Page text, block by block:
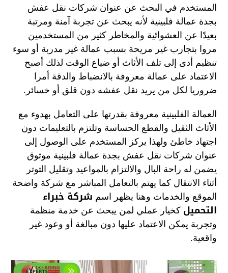
المستخدم في البحث عن عنوان شركات نقل عفش
بجدة عمالة فلبينية لأنه يبحث عن تجربة آمنة ومرتبة
بعيدًا عن العشوائية والمخاطر كثير من المستخدمين
مروا بتجارب غير مريحة بسبب عمالة غير مدربة أو سوء
تنظيم أدى إلى تلف الأثاث أو ضياع الوقت لذلك أصبح
الاعتماد على عمالة معروفة بالانضباط والدقة أمرا
ضروريا لكل من يريد نقل عفشه دون قلق أو خسائر.
العمالة الفلبينية معروفة بقدرتها على التعامل بهدوء مع
الأثاث الثقيل والقطع الحساسة وتلتزم بالتعليمات دون
اجتهاد خاطئ ولهذا يركز المستخدم على الوصول إلى
عنوان شركات نقل عفش بجدة عمالة فلبينية موثوق
يضمن له راحة البال والالتزام بالمواعيد وتقليل التوتر
أثناء الانتقال كما يهتم بالتعامل المباشر مع شركة واضحة
الموقع والخدمات وهنا يظهر اسم شركة خبراء
التحميل كخيار عملي لمن يبحث عن خدمة منظمة
وتجربة يمكن الاعتماد عليها دون مبالغة أو وعود غير
واقعية.